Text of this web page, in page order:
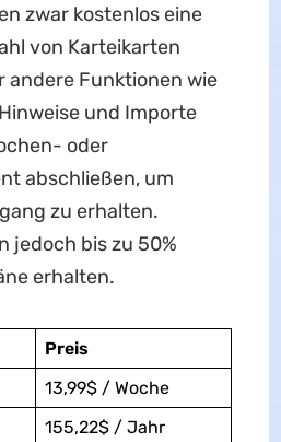
zwar kostenlos eine
von Karteikarten
andere Funktionen wie
und Importe
oder
abschließen, um
zu erhalten.
jedoch bis zu 50%
erhalten.
Preis
13,99$ / Woche
155,22$ / Jahr